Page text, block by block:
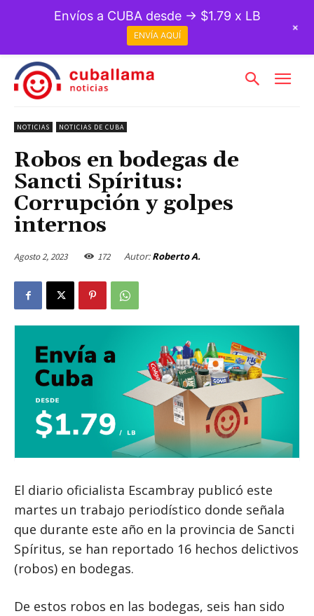
NOTICIAS NOTICIAS DE CUBA
Robos en bodegas de
Sancti Spíritus:
Corrupción y golpes
internos
Agosto 2, 2023 172 Autor: Roberto A.
El diario oficialista Escambray publicó este
martes un trabajo periodístico donde señala
que durante este año en la provincia de Sancti
Spíritus, se han reportado 16 hechos delictivos
(robos) en bodegas.
De estos robos en las bodegas, seis han sido
Envíos a CUBA desde → $1.79 x LB
ENVÍA AQUÍ
+